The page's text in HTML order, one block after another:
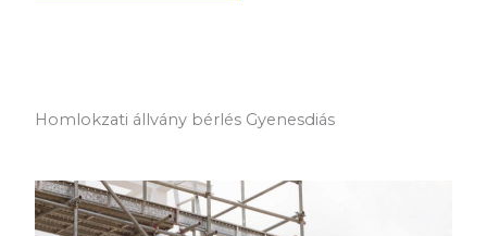
Homlokzati állvány bérlés Gyenesdiás